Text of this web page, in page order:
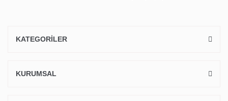
KATEGORİLER
KURUMSAL